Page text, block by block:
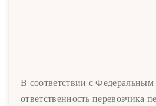
В соответствии с
ответственность перевозчика